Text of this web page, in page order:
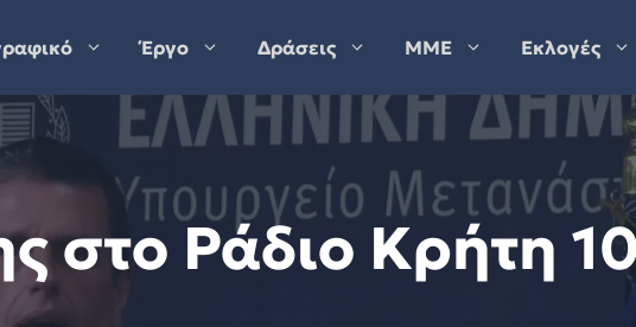
Έργο Δράσεις ΜΜΕ Εκλογές
στο Ράδιο Κρήτη